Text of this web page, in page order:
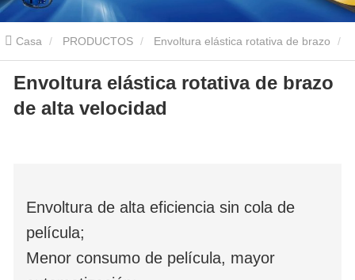
Casa PRODUCTOS Envoltura elástica rotativa de brazo
Envoltura elástica rotativa de brazo de alta velocidad
Envoltura elástica rotativa de brazo
de alta velocidad
Envoltura de alta eficiencia sin cola de
película;
Menor consumo de película, mayor